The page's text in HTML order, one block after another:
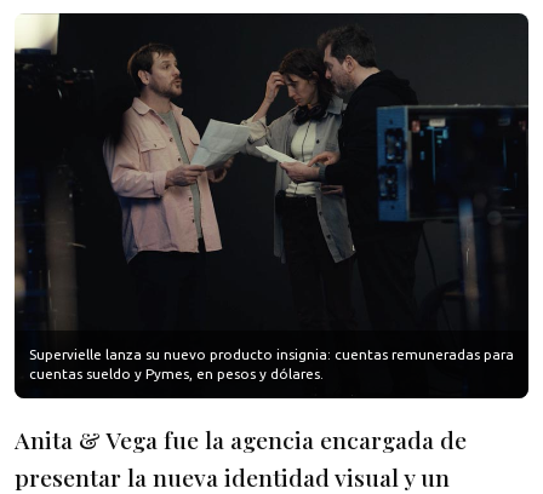
Supervielle lanza su nuevo producto insignia: cuentas remuneradas para
cuentas sueldo y Pymes, en pesos y dólares.
Anita & Vega fue la agencia encargada de
presentar la nueva identidad visual y un